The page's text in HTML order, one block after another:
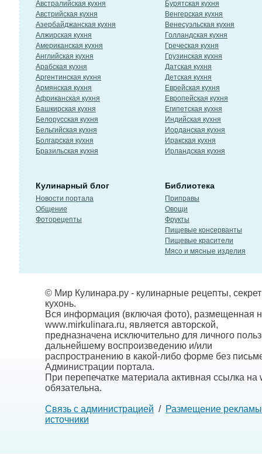
Австралийская кухня
Австрийская кухня
Азербайджанская кухня
Алжирская кухня
Американская кухня
Английская кухня
Арабская кухня
Аргентинская кухня
Армянская кухня
Африканская кухня
Башкирская кухня
Белорусская кухня
Бельгийская кухня
Болгарская кухня
Бразильская кухня
Бурятская кухня
Венгерская кухня
Венесуэльская кухня
Голландская кухня
Греческая кухня
Грузинская кухня
Датская кухня
Детская кухня
Еврейская кухня
Европейская кухня
Египетская кухня
Индийская кухня
Иорданская кухня
Иракская кухня
Ирландская кухня
Кулинарный блог
Новости портала
Общение
Фоторецепты
Библиотека
Приправы
Овощи
Фрукты
Пищевые консерванты
Пищевые красители
Мясо и мясные изделия
© Мир Кулинара.ру - кулинарные рецепты,
кухонь.
Вся информация (включая фото), размещенная
www.mirkulinara.ru, является авторской,
предназначена исключительно для личного
дальнейшему воспроизведению и/или
распространению в какой-либо форме без
Администрации портала.
При перепечатке материала активная ссылка на
обязательна.
Связь с администрацией / Размещение рекламы
источники